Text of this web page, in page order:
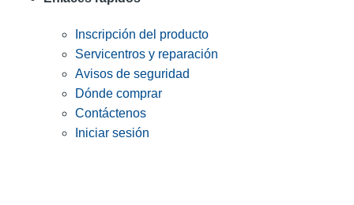
Inscripción del producto
Servicentros y reparación
Avisos de seguridad
Dónde comprar
Contáctenos
Iniciar sesión